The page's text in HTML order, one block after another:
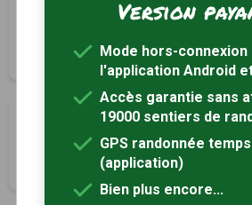
Boucle des deux Eglises
11 km Tracé GPS
Boucle de Rions
Rions, Gironde (33)
6.2 km Tracé GPS
Version
Mode hors-connexion
l'application Android
Accès garantie sans
19000 sentiers de
GPS randonnée
(application)
Bien plus encore...